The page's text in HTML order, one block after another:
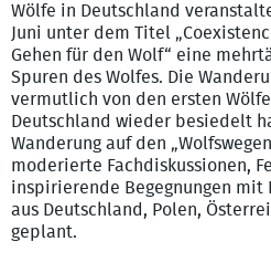
Wölfe in Deutschland
Juni unter dem Titel
Gehen für den Wolf“ eine
Spuren des Wolfes. Die
vermutlich von den ersten
Deutschland wieder besiedelt
Wanderung auf den
moderierte Fachdiskussionen,
inspirierende Begegnungen mit
aus Deutschland, Polen,
geplant.